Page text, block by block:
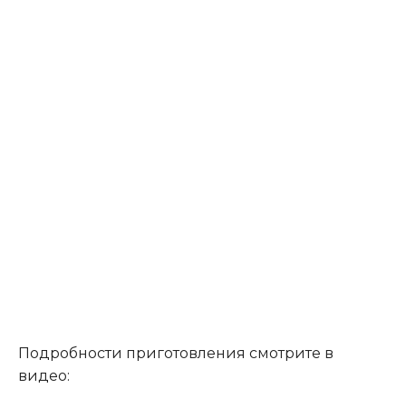
Подробности приготовления смотрите в
видео: